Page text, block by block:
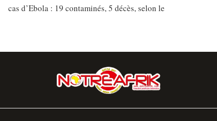
cas d’Ebola : 19 contaminés, 5 décès, selon le